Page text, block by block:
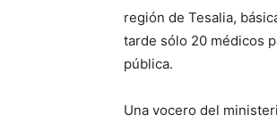
región de Tesalia,
tarde sólo 20 médicos
pública.
Una vocero del